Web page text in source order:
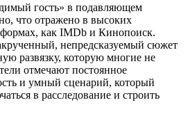
гость» в подавляющем
что отражено в высоких
как IMDb и Кинопоиск.
непредсказуемый сюжет
развязку, которую многие не
отмечают постоянное
и умный сценарий, который
в расследование и строить